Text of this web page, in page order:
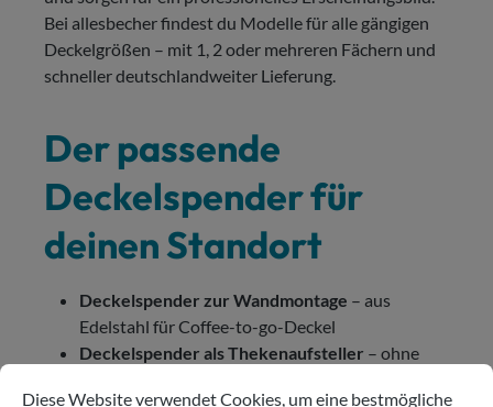
Bei allesbecher findest du Modelle für alle gängigen
Deckelgrößen – mit 1, 2 oder mehreren Fächern und
schneller deutschlandweiter Lieferung.
Der passende
Deckelspender für
deinen Standort
Deckelspender zur Wandmontage – aus
Edelstahl für Coffee-to-go-Deckel
Deckelspender als Thekenaufsteller – ohne
Cookie-Voreinstellungen
Diese Website verwendet Cookies, um eine bestmögliche
Diese Website verwendet Cookies, um eine bestmögliche